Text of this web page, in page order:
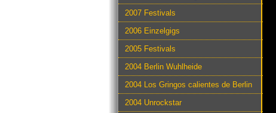
2007 Festivals
2006 Einzelgigs
2005 Festivals
2004 Berlin Wuhlheide
2004 Los Gringos calientes de Berlin
2004 Unrockstar